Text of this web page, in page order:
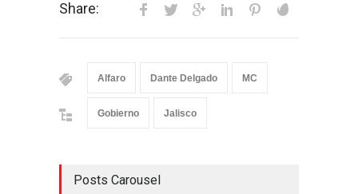
Share:
Alfaro Dante Delgado MC
Gobierno Jalisco
Posts Carousel